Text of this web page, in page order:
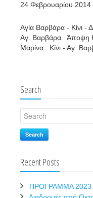
24 Φεβρουαρίου 2014
Αγία Βαρβάρα - Κίνι -
Αγ. Βαρβάρα Άποψη
Μαρίνα Κίνι - Αγ.
Search
Search
Recent Posts
ΠΡΟΓΡΑΜΜΑ 2023